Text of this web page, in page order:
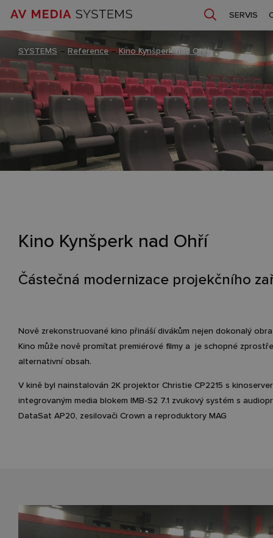
SERVIS
SYSTEMS – Reference–Kino Kynšperk nad Ohří
Kino Kynšperk nad Ohří
Částečná modernizace projekčního
Nově zrekonstruované kino přináší divákům nejen dokonalý
Kino může nově promítat premiérové filmy a je schopné
alternativní obsah.
V kině byl nainstalován 2K projektor Christie CP2215 s
integrovaným media blokem IMB-S2 7.1 zvukový systém s
DataSat AP20, zesilovači Crown a reproduktory MAG